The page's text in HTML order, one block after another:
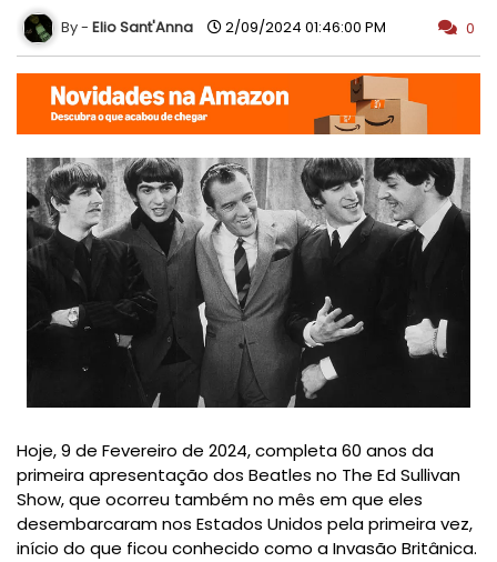
Elio Sant'Anna 2/09/2024 01:46:00 PM 0
Hoje, 9 de Fevereiro de 2024, completa 60 anos da
primeira apresentação dos Beatles no The Ed Sullivan
Show, que ocorreu também no mês em que eles
desembarcaram nos Estados Unidos pela primeira vez,
início do que ficou conhecido como a Invasão Britânica.